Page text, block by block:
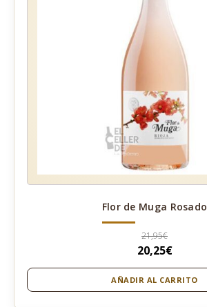
Flor de Muga Rosado
21,95€
El
precio
original
20,25€El
precio
actual
AÑADIR AL CARRITO